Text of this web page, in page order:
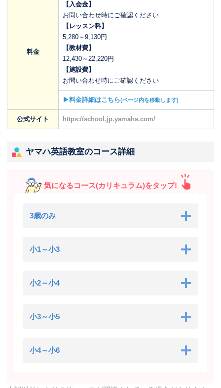
料金
【入会金】
お問い合わせ時にご確認ください
【レッスン料】
5,280～9,130円
【教材費】
12,430～22,220円
【施設費】
お問い合わせ時にご確認ください
▶料金詳細はこちら(ページ内を移動します)
公式サイト https://school.jp.yamaha.com/
ヤマハ英語教室のコース詳細
気になるコース(カリキュラム)をタップ!
3歳のみ
小1～小3
小2～小4
小3～小5
小4～小6